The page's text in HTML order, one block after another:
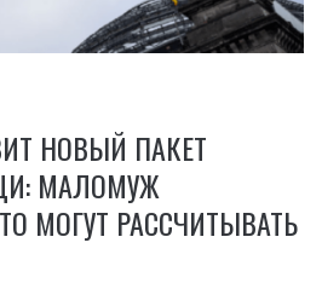
НОВЫЙ ПАКЕТ
МАЛОМУЖ
МОГУТ РАССЧИТЫВАТЬ